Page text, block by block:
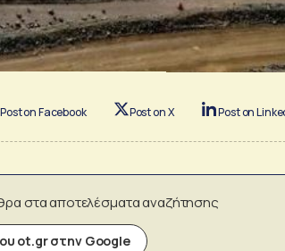
Post on Facebook Post on X Post on
στα αποτελέσματα αναζήτησης
ot.gr στην Google